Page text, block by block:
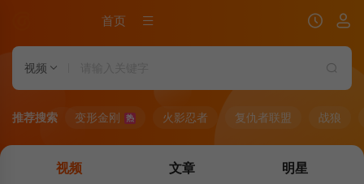
首页
视频
推荐搜索 变形金刚 热 火影忍者 复仇者联盟 战狼
视频 文章 明星